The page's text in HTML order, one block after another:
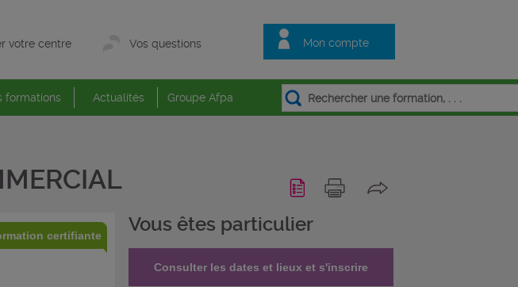
Mon compte
votre centre Vos questions
formations Actualités Groupe Afpa
certifiante Vous êtes particulier
Consulter les dates et lieux et s'inscrire